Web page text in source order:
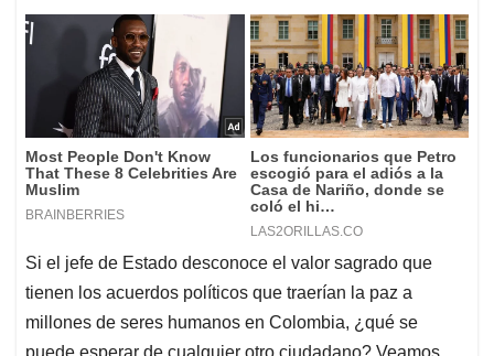
Si el jefe de Estado desconoce el valor sagrado que
tienen los acuerdos políticos que traerían la paz a
millones de seres humanos en Colombia, ¿qué se
puede esperar de cualquier otro ciudadano? Veamos